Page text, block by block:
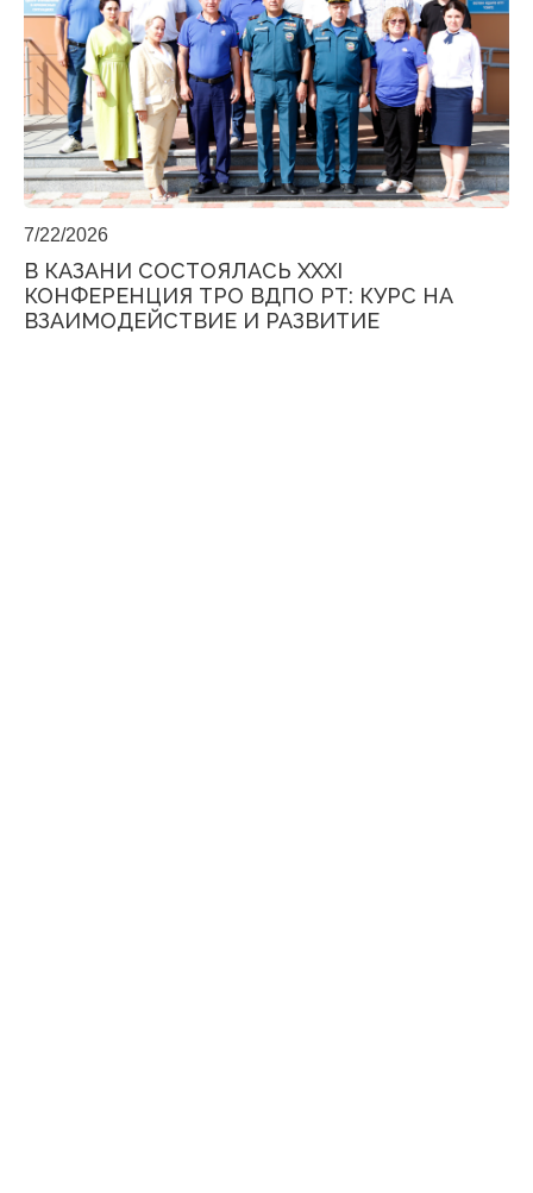
7/22/2026
В КАЗАНИ СОСТОЯЛАСЬ XXXI
КОНФЕРЕНЦИЯ ТРО ВДПО РТ: КУРС НА
ВЗАИМОДЕЙСТВИЕ И РАЗВИТИЕ